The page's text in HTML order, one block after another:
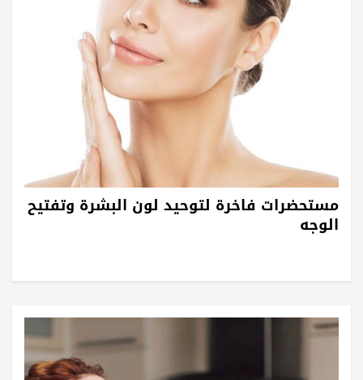
مستحضرات فاخرة لتوحيد لون البشرة وتفتيح
الوجه